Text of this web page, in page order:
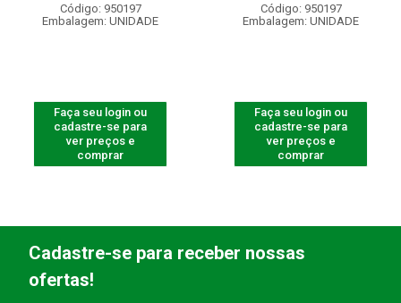
Código: 950197
Embalagem: UNIDADE
Faça seu login ou
cadastre-se para
ver preços e
comprar
Código: 950197
Embalagem: UNIDADE
Faça seu login ou
cadastre-se para
ver preços e
comprar
Cadastre-se para receber nossas
ofertas!